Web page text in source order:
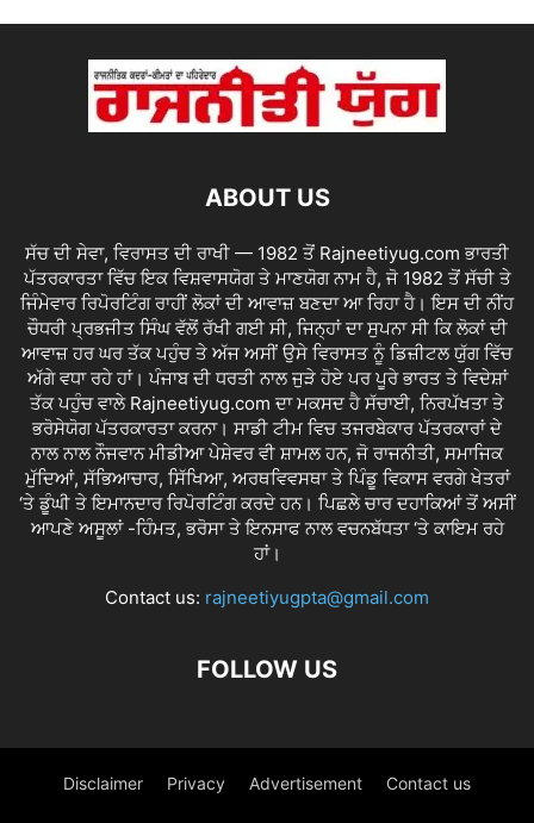
ABOUT US
ਸੱਚ ਦੀ ਸੇਵਾ, ਵਿਰਾਸਤ ਦੀ ਰਾਖੀ — 1982 ਤੋਂ Rajneetiyug.com ਭਾਰਤੀ
ਪੱਤਰਕਾਰਤਾ ਵਿੱਚ ਇਕ ਵਿਸ਼ਵਾਸਯੋਗ ਤੇ ਮਾਣਯੋਗ ਨਾਮ ਹੈ, ਜੋ 1982 ਤੋਂ ਸੱਚੀ ਤੇ
ਜਿੰਮੇਵਾਰ ਰਿਪੋਰਟਿੰਗ ਰਾਹੀਂ ਲੋਕਾਂ ਦੀ ਆਵਾਜ਼ ਬਣਦਾ ਆ ਰਿਹਾ ਹੈ। ਇਸ ਦੀ ਨੀਂਹ
ਚੌਧਰੀ ਪ੍ਰਭਜੀਤ ਸਿੰਘ ਵੱਲੋਂ ਰੱਖੀ ਗਈ ਸੀ, ਜਿਨ੍ਹਾਂ ਦਾ ਸੁਪਨਾ ਸੀ ਕਿ ਲੋਕਾਂ ਦੀ
ਆਵਾਜ਼ ਹਰ ਘਰ ਤੱਕ ਪਹੁੰਚ ਤੇ ਅੱਜ ਅਸੀਂ ਉਸੇ ਵਿਰਾਸਤ ਨੂੰ ਡਿਜ਼ੀਟਲ ਯੁੱਗ ਵਿੱਚ
ਅੱਗੇ ਵਧਾ ਰਹੇ ਹਾਂ। ਪੰਜਾਬ ਦੀ ਧਰਤੀ ਨਾਲ ਜੁੜੇ ਹੋਏ ਪਰ ਪੂਰੇ ਭਾਰਤ ਤੇ ਵਿਦੇਸ਼ਾਂ
ਤੱਕ ਪਹੁੰਚ ਵਾਲੇ Rajneetiyug.com ਦਾ ਮਕਸਦ ਹੈ ਸੱਚਾਈ, ਨਿਰਪੱਖਤਾ ਤੇ
ਭਰੋਸੇਯੋਗ ਪੱਤਰਕਾਰਤਾ ਕਰਨਾ। ਸਾਡੀ ਟੀਮ ਵਿਚ ਤਜਰਬੇਕਾਰ ਪੱਤਰਕਾਰਾਂ ਦੇ
ਨਾਲ ਨਾਲ ਨੌਜਵਾਨ ਮੀਡੀਆ ਪੇਸ਼ੇਵਰ ਵੀ ਸ਼ਾਮਲ ਹਨ, ਜੋ ਰਾਜਨੀਤੀ, ਸਮਾਜਿਕ
ਮੁੱਦਿਆਂ, ਸੱਭਿਆਚਾਰ, ਸਿੱਖਿਆ, ਅਰਥਵਿਵਸਥਾ ਤੇ ਪਿੰਡੂ ਵਿਕਾਸ ਵਰਗੇ ਖੇਤਰਾਂ
‘ਤੇ ਡੂੰਘੀ ਤੇ ਇਮਾਨਦਾਰ ਰਿਪੋਰਟਿੰਗ ਕਰਦੇ ਹਨ। ਪਿਛਲੇ ਚਾਰ ਦਹਾਕਿਆਂ ਤੋਂ ਅਸੀਂ
ਆਪਣੇ ਅਸੂਲਾਂ -ਹਿੰਮਤ, ਭਰੋਸਾ ਤੇ ਇਨਸਾਫ ਨਾਲ ਵਚਨਬੱਧਤਾ ‘ਤੇ ਕਾਇਮ ਰਹੇ
ਹਾਂ।
Contact us: rajneetiyugpta@gmail.com
FOLLOW US
Disclaimer Privacy Advertisement Contact us